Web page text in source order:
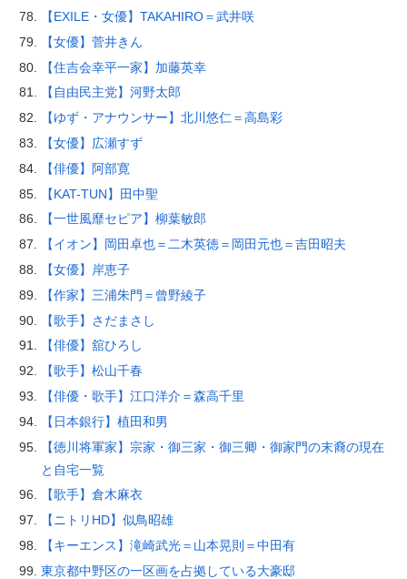
【EXILE・女優】TAKAHIRO＝武井咲
【女優】菅井きん
【住吉会幸平一家】加藤英幸
【自由民主党】河野太郎
【ゆず・アナウンサー】北川悠仁＝高島彩
【女優】広瀬すず
【俳優】阿部寛
【KAT-TUN】田中聖
【一世風靡セピア】柳葉敏郎
【イオン】岡田卓也＝二木英徳＝岡田元也＝吉田昭夫
【女優】岸恵子
【作家】三浦朱門＝曾野綾子
【歌手】さだまさし
【俳優】舘ひろし
【歌手】松山千春
【俳優・歌手】江口洋介＝森高千里
【日本銀行】植田和男
【徳川将軍家】宗家・御三家・御三卿・御家門の末裔の現在
と自宅一覧
【歌手】倉木麻衣
【ニトリHD】似鳥昭雄
【キーエンス】滝崎武光＝山本晃則＝中田有
東京都中野区の一区画を占拠している大豪邸